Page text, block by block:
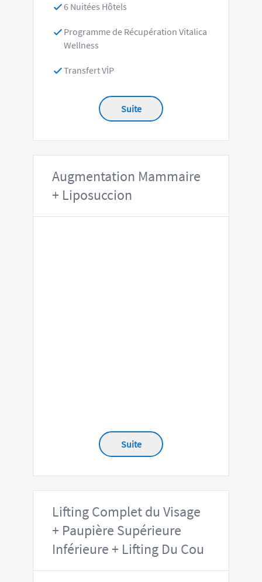
6 Nuitées Hôtels
Programme de Récupération Vitalica
Wellness
Transfert VİP
Suite
Augmentation Mammaire
+ Liposuccion
Suite
Lifting Complet du Visage
+ Paupière Supérieure
Inférieure + Lifting Du Cou